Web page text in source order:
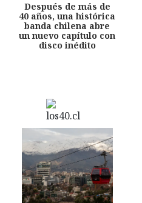
Después de más de
40 años, una histórica
banda chilena abre
un nuevo capítulo con
disco inédito